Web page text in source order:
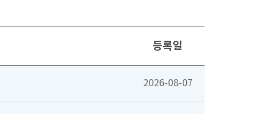
등록일
2026-08-07